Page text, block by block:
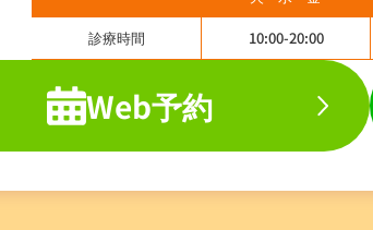
診療時間
10:00-20:00
Web予約